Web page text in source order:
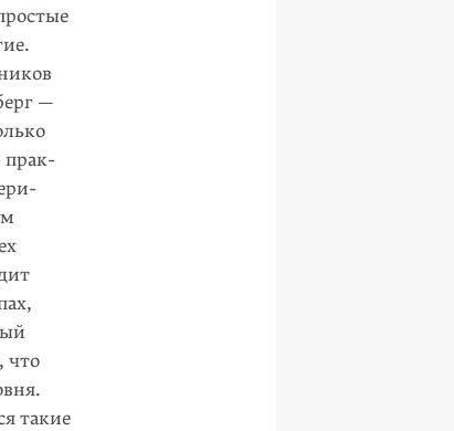
—
прак­
что
такие